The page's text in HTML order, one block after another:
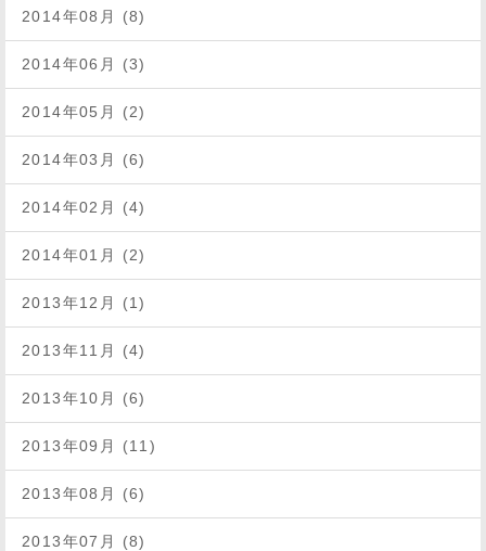
2014年08月 (8)
2014年06月 (3)
2014年05月 (2)
2014年03月 (6)
2014年02月 (4)
2014年01月 (2)
2013年12月 (1)
2013年11月 (4)
2013年10月 (6)
2013年09月 (11)
2013年08月 (6)
2013年07月 (8)